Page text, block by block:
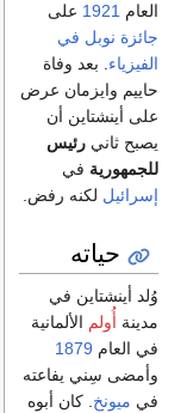
العام 1921 على
جائزة نوبل في
الفيزياء . بعد وفاة
حاييم وايزمان عرض
على أينشتاين أن
يصبح ثاني رئيس
للجمهورية في
إسرائيل لكنه رفض.
حياته
وُلد أينشتاين في
مدينة أُولم الألمانية
في العام 1879
وأمضى سِني يفاعته
في ميونخ. كان أبوه